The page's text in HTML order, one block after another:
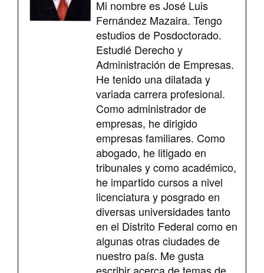
Mi nombre es José Luis
Fernández Mazaira. Tengo
estudios de Posdoctorado.
Estudié Derecho y
Administración de Empresas.
He tenido una dilatada y
variada carrera profesional.
Como administrador de
empresas, he dirigido
empresas familiares. Como
abogado, he litigado en
tribunales y como académico,
he impartido cursos a nivel
licenciatura y posgrado en
diversas universidades tanto
en el Distrito Federal como en
algunas otras ciudades de
nuestro país. Me gusta